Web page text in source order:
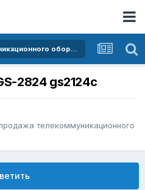
Покупка и продажа телекоммуникационного оборудования
2824 gs2124c
телекоммуникационного